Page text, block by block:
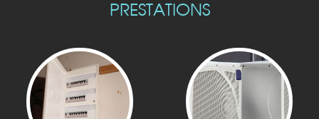
PRESTATIONS